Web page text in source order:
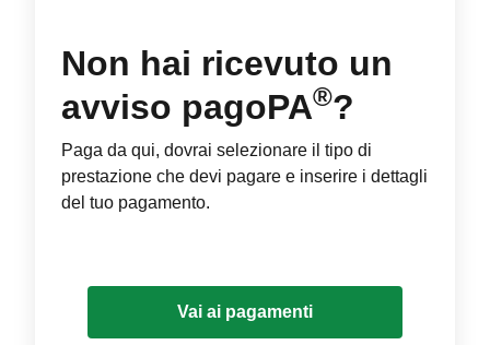
Non hai ricevuto un
avviso pagoPA®?
Paga da qui, dovrai selezionare il tipo di
prestazione che devi pagare e inserire i dettagli
del tuo pagamento.
Vai ai pagamenti